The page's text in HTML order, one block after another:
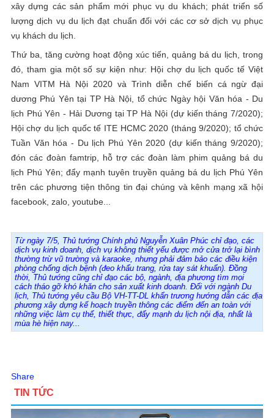
xây dựng các sản phẩm mới phục vụ du khách; phát triển số
lượng dịch vụ du lịch đạt chuẩn đối với các cơ sở dịch vụ phục
vụ khách du lịch.
Thứ ba, tăng cường hoạt động xúc tiến, quảng bá du lịch, trong
đó, tham gia một số sự kiện như: Hội chợ du lịch quốc tế Việt
Nam VITM Hà Nội 2020 và Trình diễn chế biến cá ngừ đại
dương Phú Yên tại TP Hà Nội, tổ chức Ngày hội Văn hóa - Du
lịch Phú Yên - Hải Dương tại TP Hà Nội (dự kiến tháng 7/2020);
Hội chợ du lịch quốc tế ITE HCMC 2020 (tháng 9/2020); tổ chức
Tuần Văn hóa - Du lịch Phú Yên 2020 (dự kiến tháng 9/2020);
đón các đoàn famtrip, hỗ trợ các đoàn làm phim quảng bá du
lịch Phú Yên; đẩy mạnh tuyên truyền quảng bá du lịch Phú Yên
trên các phương tiện thông tin đại chúng và kênh mạng xã hội
facebook, zalo, youtube...
Từ ngày 7/5, Thủ tướng Chính phủ Nguyễn Xuân Phúc chỉ đạo, các
dịch vụ kinh doanh, dịch vụ không thiết yếu được mở cửa trở lại bình
thường trừ vũ trường và karaoke, nhưng phải đảm bảo các điều kiện
phòng chống dịch bệnh (đeo khẩu trang, rửa tay sát khuẩn). Đồng
thời, Thủ tướng cũng chỉ đạo các bộ, ngành, địa phương tìm mọi
cách tháo gỡ khó khăn cho sản xuất kinh doanh. Đối với ngành Du
lịch, Thủ tướng yêu cầu Bộ VH-TT-DL khẩn trương hướng dẫn các địa
phương xây dựng kế hoạch truyền thông các điểm đến an toàn với
những việc làm cụ thể, thiết thực, đẩy mạnh du lịch nội địa, nhất là
mùa hè hiện nay...
Share
TIN TỨC